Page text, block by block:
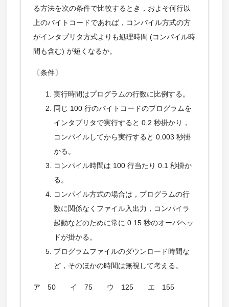
る方法を次の条件で比較するとき，およそ何行以
上のバイトコードであれば，コンパイル方式の方
がインタプリタ方式よりも処理時間 (コンパイル時
間も含む) が短くなるか。
〔条件〕
実行時間はプログラムの行数に比例する。
同じ 100 行のパイトコードのプログラムを
インタプリタで実行すると 0.2 秒掛かり，
コンパイルしてから実行すると 0.003 秒掛
かる。
コンパイル時間は 100 行当たり 0.1 秒掛か
る。
コンパイル方式の場合は，プログラムの行
数に関係なくファイル入出力，コンパイラ
起動などのために常に 0.15 秒のオーバヘッ
ドが掛かる。
プログラムファイルのダウンロード時間な
ど，そのほかの時間は無視して考える。
ア 50 イ 75 ウ 125 エ 155